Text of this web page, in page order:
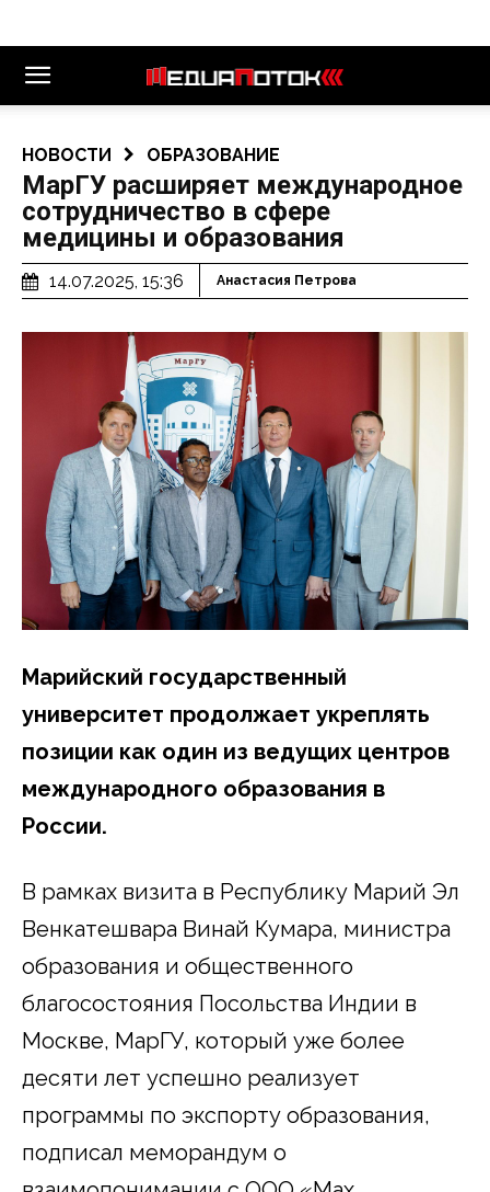
НОВОСТИ ОБРАЗОВАНИЕ
МарГУ расширяет международное
сотрудничество в сфере
медицины и образования
14.07.2025, 15:36 Анастасия Петрова
Марийский государственный
университет продолжает укреплять
позиции как один из ведущих центров
международного образования в
России.
В рамках визита в Республику Марий Эл
Венкатешвара Винай Кумара, министра
образования и общественного
благосостояния Посольства Индии в
Москве, МарГУ, который уже более
десяти лет успешно реализует
программы по экспорту образования,
подписал меморандум о